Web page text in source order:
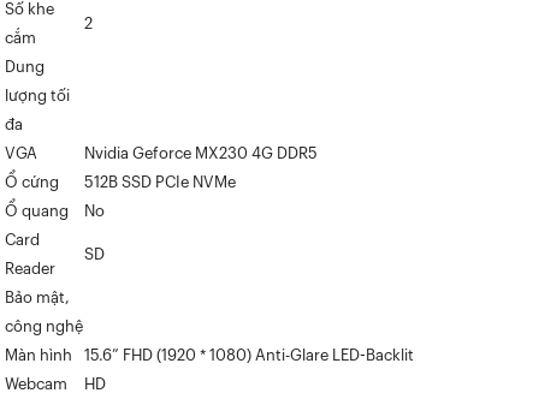
Số khe
cắm
2
Dung
lượng tối
đa
VGA
Nvidia Geforce MX230 4G DDR5
Ổ cứng
512B SSD PCIe NVMe
Ổ quang
No
Card
Reader
SD
Bảo mật,
công nghệ
Màn hình
15.6” FHD (1920 * 1080) Anti-Glare LED-Backlit
Webcam
HD